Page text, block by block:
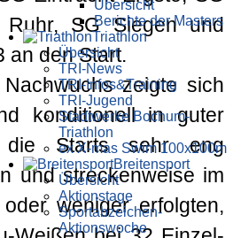
Übersicht
Berichte der Masters
Triathlon
Übersicht
TRI-News
TRI-Infos&Training
TRI-Jugend
Stadtwerke Bochum-
Triathlon
ex X-mas Swim 100x100m
Breiten­sport
Übersicht
Aktionstage
Sportabzeichen-
Aktionswoche
Ruhr, SG Siegen und
an den Start.
zeigte sich
konditionell in guter
die Starts sehr eng
und streckenweise im
weniger erfolgten,